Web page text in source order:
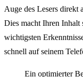
Auge des Lesers direkt
Dies macht Ihren Inhalt
wichtigsten
schnell auf seinem
Ein optimierter